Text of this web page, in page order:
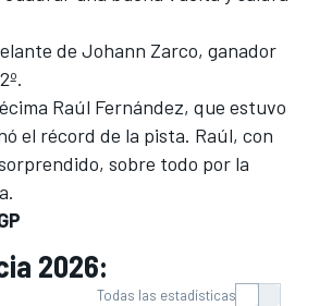
de Johann Zarco, ganador
Raúl Fernández, que estuvo
el récord de la pista. Raúl, con
sobre todo por la
2026:
Todas las estadísticas